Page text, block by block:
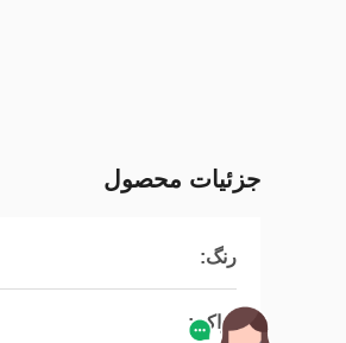
جزئیات محصول
رنگ:
تراکم: